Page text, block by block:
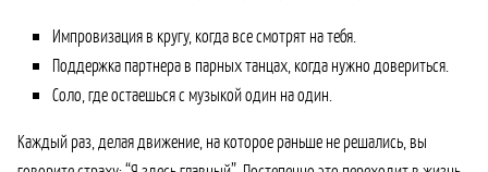
Импровизация в кругу, когда все смотрят на тебя.
Поддержка партнера в парных танцах, когда нужно довериться.
Соло, где остаешься с музыкой один на один.
Каждый раз, делая движение, на которое раньше не решались, вы